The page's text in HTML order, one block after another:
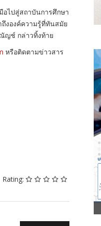
ไปสู่สถาบันการศึกษา
งองค์ความรู้ที่ทันสมัย
ญช์ กล่าวทิ้งท้าย
หรือติดตามข่าวสาร
Rating: